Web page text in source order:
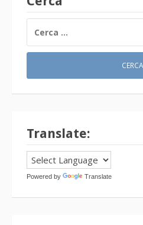
PER:
Translate:
Powered by Translate